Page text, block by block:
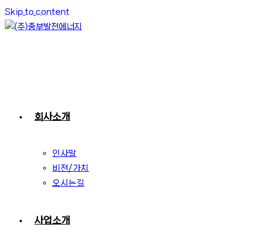
Skip to content
회사소개
인사말
비전/가치
오시는길
사업소개